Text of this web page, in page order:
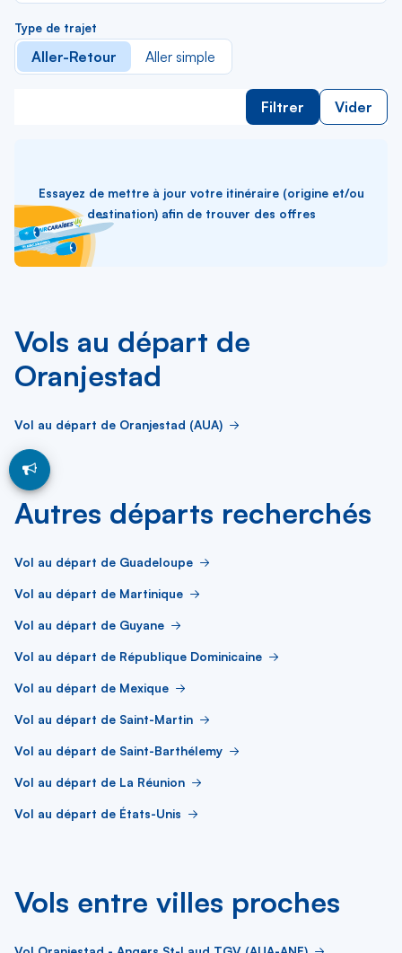
Type de trajet
Aller-Retour Aller simple
Filtrer Vider
Essayez de mettre à jour votre itinéraire (origine et/ou
destination) afin de trouver des offres
Vols au départ de
Oranjestad
Vol au départ de Oranjestad (AUA)
Autres départs recherchés
Vol au départ de Guadeloupe
Vol au départ de Martinique
Vol au départ de Guyane
Vol au départ de République Dominicaine
Vol au départ de Mexique
Vol au départ de Saint-Martin
Vol au départ de Saint-Barthélemy
Vol au départ de La Réunion
Vol au départ de États-Unis
Vols entre villes proches